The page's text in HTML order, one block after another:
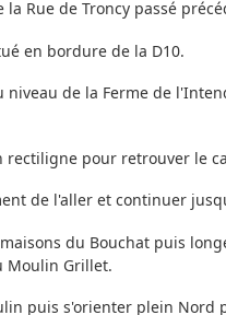
Rue de Troncy passé
en bordure de la D10.
de la Ferme de
pour retrouver le
de l'aller et continuer
du Bouchat puis
Moulin Grillet.
puis s'orienter plein Nord